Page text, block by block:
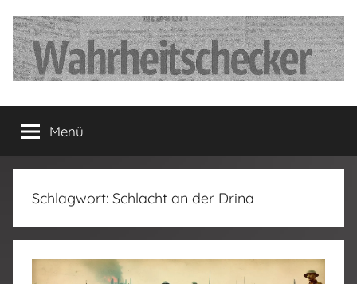
Inhalt
springen
…
Deutschland
hat
fertig…!
Menü
Schlagwort: Schlacht an der Drina